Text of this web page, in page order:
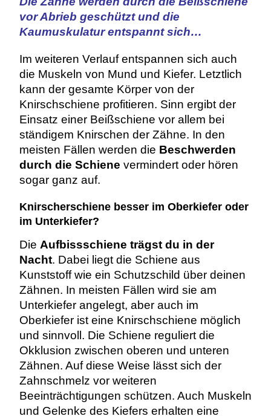
vor Abrieb geschützt und die
Kaumuskulatur entspannt sich…
Im weiteren Verlauf entspannen sich auch
die Muskeln von Mund und Kiefer. Letztlich
kann der gesamte Körper von der
Knirschschiene profitieren. Sinn ergibt der
Einsatz einer Beißschiene vor allem bei
ständigem Knirschen der Zähne. In den
meisten Fällen werden die Beschwerden
durch die Schiene vermindert oder hören
sogar ganz auf.
Knirscherschiene besser im Oberkiefer oder
im Unterkiefer?
Die Aufbissschiene trägst du in der
Nacht. Dabei liegt die Schiene aus
Kunststoff wie ein Schutzschild über deinen
Zähnen. In meisten Fällen wird sie am
Unterkiefer angelegt, aber auch im
Oberkiefer ist eine Knirschschiene möglich
und sinnvoll. Die Schiene reguliert die
Okklusion zwischen oberen und unteren
Zähnen. Auf diese Weise lässt sich der
Zahnschmelz vor weiteren
Beeinträchtigungen schützen. Auch Muskeln
und Gelenke des Kiefers erhalten eine